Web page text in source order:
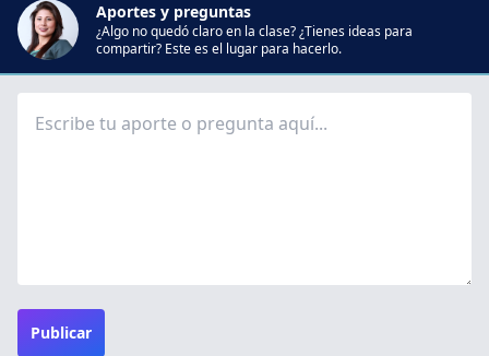
Aportes y preguntas
¿Algo no quedó claro en la clase? ¿Tienes ideas para
compartir? Este es el lugar para hacerlo.
Publicar